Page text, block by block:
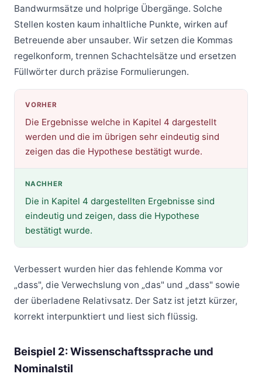
Bandwurmsätze und holprige Übergänge. Solche
Stellen kosten kaum inhaltliche Punkte, wirken auf
Betreuende aber unsauber. Wir setzen die Kommas
regelkonform, trennen Schachtelsätze und ersetzen
Füllwörter durch präzise Formulierungen.
VORHER
Die Ergebnisse welche in Kapitel 4 dargestellt
werden und die im übrigen sehr eindeutig sind
zeigen das die Hypothese bestätigt wurde.
NACHHER
Die in Kapitel 4 dargestellten Ergebnisse sind
eindeutig und zeigen, dass die Hypothese
bestätigt wurde.
Verbessert wurden hier das fehlende Komma vor
„dass", die Verwechslung von „das" und „dass" sowie
der überladene Relativsatz. Der Satz ist jetzt kürzer,
korrekt interpunktiert und liest sich flüssig.
Beispiel 2: Wissenschaftssprache und
Nominalstil